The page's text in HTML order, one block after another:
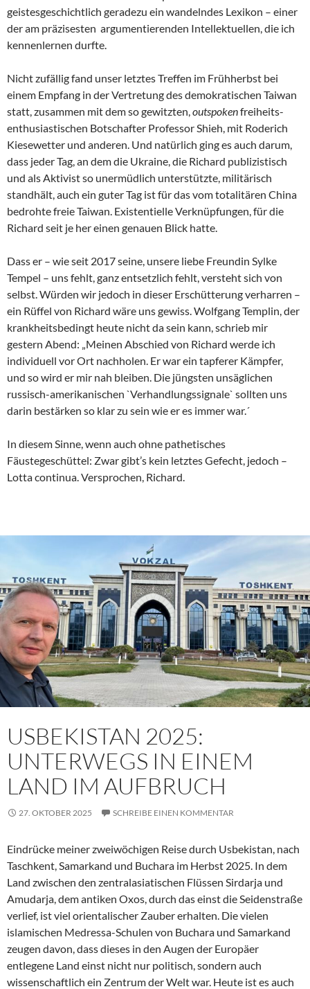
geistesgeschichtlich geradezu ein wandelndes Lexikon – einer
der am präzisesten argumentierenden Intellektuellen, die ich
kennenlernen durfte.
Nicht zufällig fand unser letztes Treffen im Frühherbst bei
einem Empfang in der Vertretung des demokratischen Taiwan
statt, zusammen mit dem so gewitzten,outspokenfreiheits-
enthusiastischen Botschafter Professor Shieh, mit Roderich
Kiesewetter und anderen. Und natürlich ging es auch darum,
dass jeder Tag, an dem die Ukraine, die Richard publizistisch
und als Aktivist so unermüdlich unterstützte, militärisch
standhält, auch ein guter Tag ist für das vom totalitären China
bedrohte freie Taiwan. Existentielle Verknüpfungen, für die
Richard seit je her einen genauen Blick hatte.
Dass er – wie seit 2017 seine, unsere liebe Freundin Sylke
Tempel – uns fehlt, ganz entsetzlich fehlt, versteht sich von
selbst. Würden wir jedoch in dieser Erschütterung verharren –
ein Rüffel von Richard wäre uns gewiss. Wolfgang Templin, der
krankheitsbedingt heute nicht da sein kann, schrieb mir
gestern Abend: „Meinen Abschied von Richard werde ich
individuell vor Ort nachholen. Er war ein tapferer Kämpfer,
und so wird er mir nah bleiben. Die jüngsten unsäglichen
russisch-amerikanischen `Verhandlungssignale` sollten uns
darin bestärken so klar zu sein wie er es immer war.´
In diesem Sinne, wenn auch ohne pathetisches
Fäustegeschüttel: Zwar gibt’s kein letztes Gefecht, jedoch –
Lotta continua. Versprochen, Richard.
USBEKISTAN 2025:
UNTERWEGS IN EINEM
LAND IM AUFBRUCH
27. OKTOBER 2025 SCHREIBE EINEN KOMMENTAR
Eindrücke meiner zweiwöchigen Reise durch Usbekistan, nach
Taschkent, Samarkand und Buchara im Herbst 2025. In dem
Land zwischen den zentralasiatischen Flüssen Sirdarja und
Amudarja, dem antiken Oxos, durch das einst die Seidenstraße
verlief, ist viel orientalischer Zauber erhalten. Die vielen
islamischen Medressa-Schulen von Buchara und Samarkand
zeugen davon, dass dieses in den Augen der Europäer
entlegene Land einst nicht nur politisch, sondern auch
wissenschaftlich ein Zentrum der Welt war. Heute ist es auch